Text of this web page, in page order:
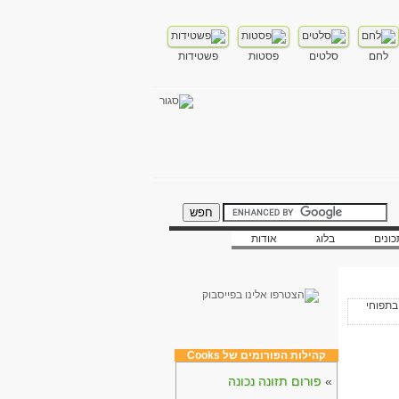
לחם סלטים פסטות פשטידות
בלוג אודות
קהילות הפורומים של Cooks
» פורום תזונה נכונה